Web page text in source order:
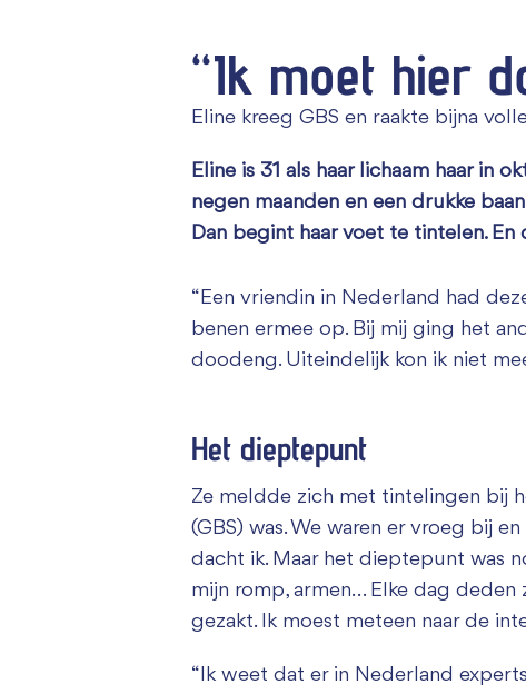
“Ik moet hier
Eline kreeg GBS en raakte bijna
Eline is 31 als haar lichaam haar in
negen maanden en een drukke
Dan begint haar voet te tintelen.
“Een vriendin in Nederland had
benen ermee op. Bij mij ging het
doodeng. Uiteindelijk kon ik niet
Het dieptepunt
Ze meldde zich met tintelingen bij
(GBS) was. We waren er vroeg bij
dacht ik. Maar het dieptepunt was
mijn romp, armen… Elke dag
gezakt. Ik moest meteen naar de
“Ik weet dat er in Nederland